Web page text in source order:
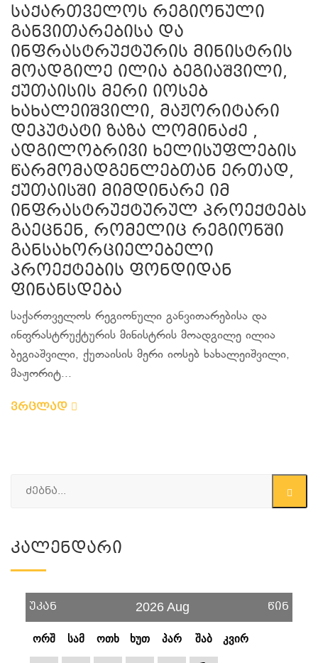
საქართველოს რეგიონული
განვითარებისა და
ინფრასტრუქტურის მინისტრის
მოადგილე ილია ბეგიაშვილი,
ქუთაისის მერი იოსებ
ხახალეიშვილი, მაჟორიტარი
დეპუტატი ზაზა ლომინაძე ,
ადგილობრივი ხელისუფლების
წარმომადგენლებთან ერთად,
ქუთაისში მიმდინარე იმ
ინფრასტრუქტურულ პროექტებს
გაეცნენ, რომელიც რეგიონში
განსახორციელებელი
პროექტების ფონდიდან
ფინანსდება
საქართველოს რეგიონული განვითარებისა და
ინფრასტრუქტურის მინისტრის მოადგილე ილია
ბეგიაშვილი, ქუთაისის მერი იოსებ ხახალეიშვილი,
მაჟორიტ...
ვრცლად
Კალენდარი
უკან 2026 Aug წინ
ორშ სამ ოთხ ხუთ პარ შაბ კვირ